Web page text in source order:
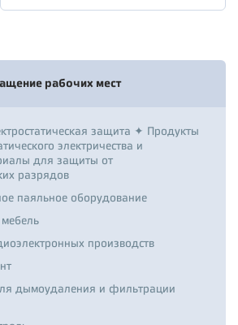
рабочих мест
защита ✦ Продукты
электричества и
для защиты от
разрядов
паяльное оборудование
мебель
производств
дымоудаления и фильтрации